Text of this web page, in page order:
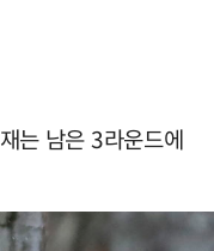
는 남은 3라운드에